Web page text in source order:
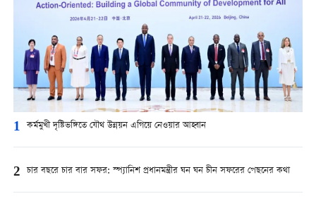
1 কর্মমুখী দৃষ্টিভঙ্গিতে যৌথ উন্নয়ন এগিয়ে নেওয়ার আহ্বান
2 চার বছরে চার বার সফর: স্প্যানিশ প্রধানমন্ত্রীর ঘন ঘন চীন সফরের পেছনের কথা